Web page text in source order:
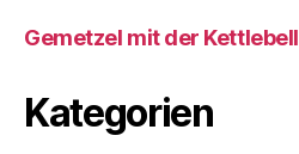
Gemetzel mit der Kettlebell
Kategorien